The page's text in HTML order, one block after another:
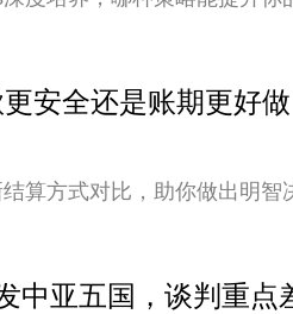
安全还是账期更好
算方式对比，助你做出明智
中亚五国，谈判重点